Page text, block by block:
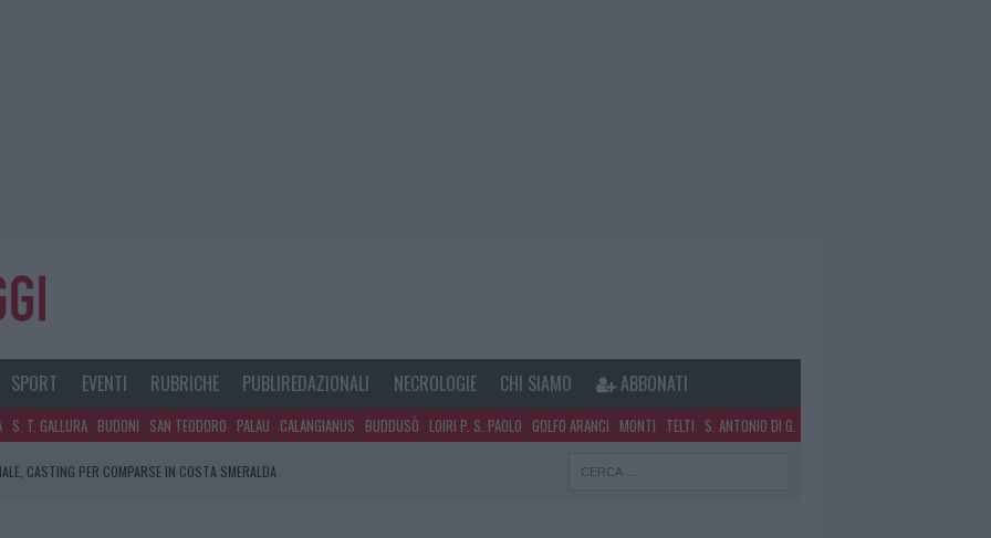
SPORT EVENTI RUBRICHE PUBLIREDAZIONALI NECROLOGIE CHI SIAMO ABBONATI
S. T. GALLURA BUDONI SAN TEODORO PALAU CALANGIANUS BUDDUSÒ LOIRI P. S. PAOLO GOLFO ARANCI MONTI TELTI S. ANTONIO DI G.
CASTING PER COMPARSE IN COSTA SMERALDA